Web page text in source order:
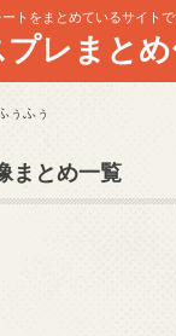
トをまとめているサイトで
レまと
ふぅふぅ
まとめ一覧